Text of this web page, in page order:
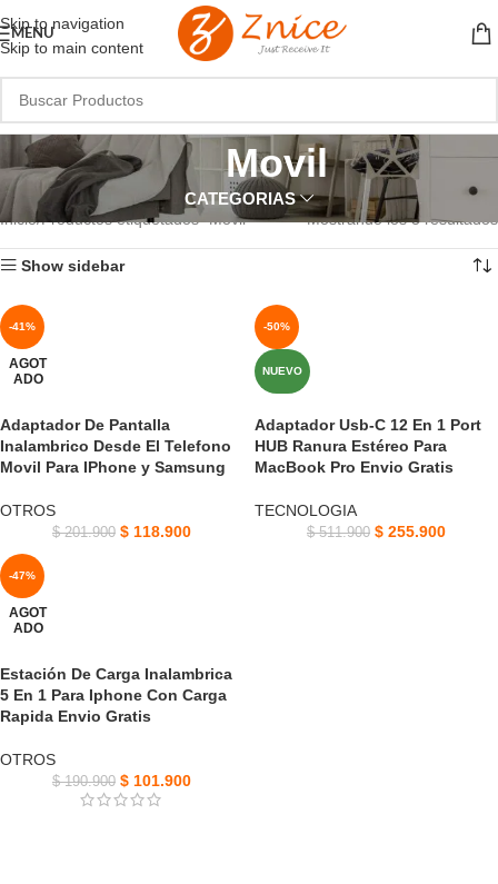
Skip to navigation
Skip to main content
MENU
Movil
CATEGORIAS
Inicio Productos etiquetados “Movil” Mostrando los 3 resultados
Show sidebar
-41%
AGOT
ADO
Adaptador De Pantalla
Inalambrico Desde El Telefono
Movil Para IPhone y Samsung
OTROS
$201.900 $ 118.900
-50%
NUEVO
Adaptador Usb-C 12 En 1 Port
HUB Ranura Estéreo Para
MacBook Pro Envio Gratis
TECNOLOGIA
$511.900 $ 255.900
-47%
AGOT
ADO
Estación De Carga Inalambrica
5 En 1 Para Iphone Con Carga
Rapida Envio Gratis
OTROS
$190.900 $ 101.900